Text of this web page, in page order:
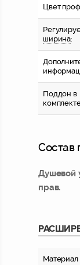
Цвет
ширина:
Поддон в
Состав
Душевой
прав.
Материал